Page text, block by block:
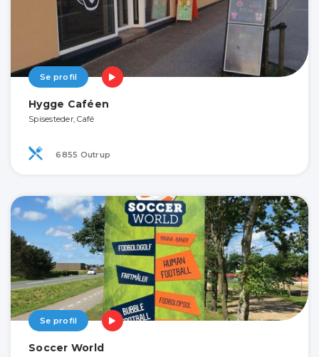
Se profil
Hygge Caféen
Spisesteder, Café
6855 Outrup
Se profil
Soccer World